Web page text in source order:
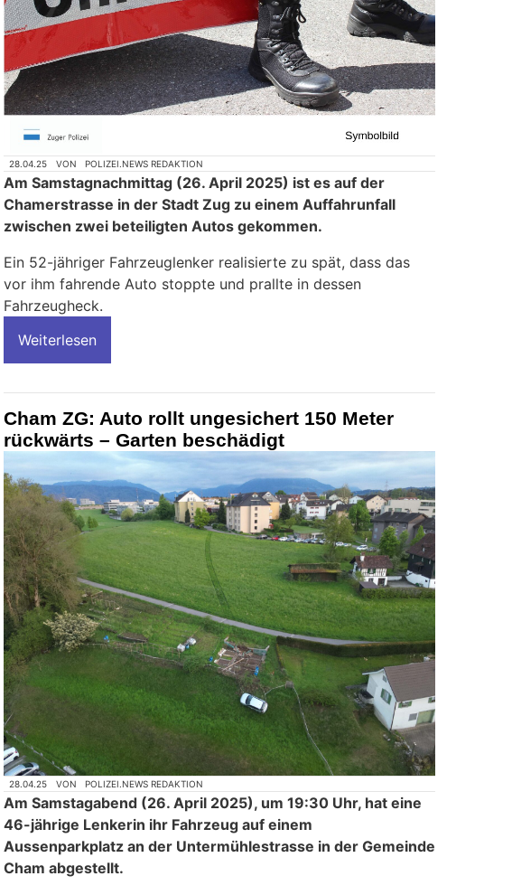
28.04.25 VON POLIZEI.NEWS REDAKTION
Am Samstagnachmittag (26. April 2025) ist es auf der
Chamerstrasse in der Stadt Zug zu einem Auffahrunfall
zwischen zwei beteiligten Autos gekommen.
Ein 52-jähriger Fahrzeuglenker realisierte zu spät, dass das
vor ihm fahrende Auto stoppte und prallte in dessen
Fahrzeugheck.
Weiterlesen
Cham ZG: Auto rollt ungesichert 150 Meter
rückwärts – Garten beschädigt
28.04.25 VON POLIZEI.NEWS REDAKTION
Am Samstagabend (26. April 2025), um 19:30 Uhr, hat eine
46-jährige Lenkerin ihr Fahrzeug auf einem
Aussenparkplatz an der Untermühlestrasse in der Gemeinde
Cham abgestellt.